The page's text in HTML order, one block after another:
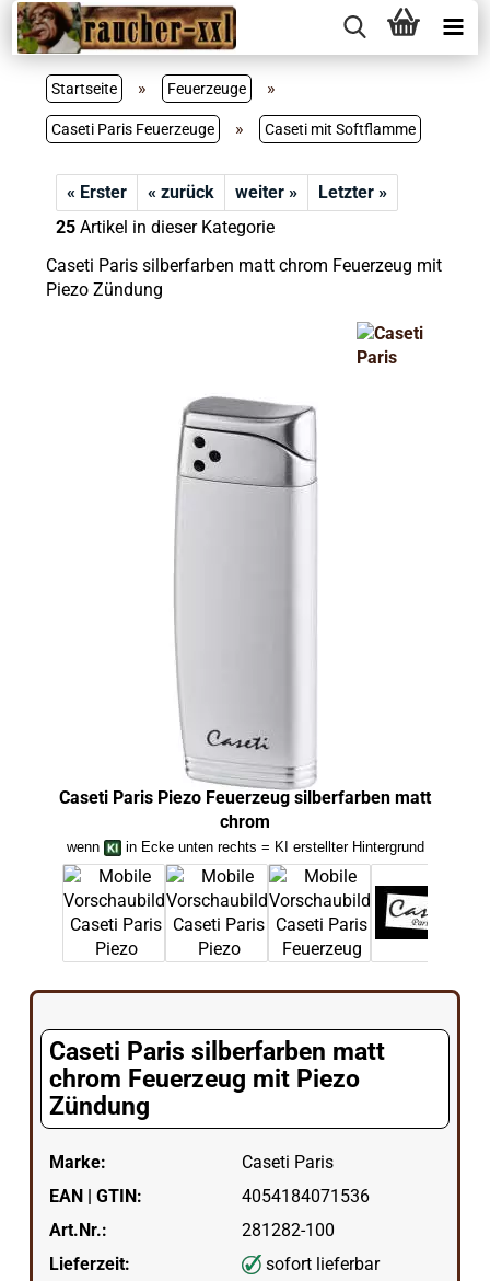
Startseite » Feuerzeuge »
Caseti Paris Feuerzeuge » Caseti mit Softflamme
« Erster « zurück weiter »
Letzter »
25Artikel in dieser Kategorie
Caseti Paris silberfarben matt chrom Feuerzeug mit
Piezo Zündung
Caseti Paris Piezo Feuerzeug silberfarben matt
chrom
wenn in Ecke unten rechts = KI erstellter Hintergrund
Caseti Paris silberfarben matt
chrom Feuerzeug mit Piezo
Zündung
Marke:
Caseti Paris
EAN | GTIN:
4054184071536
Art.Nr.:
281282-100
Lieferzeit:
sofort lieferbar